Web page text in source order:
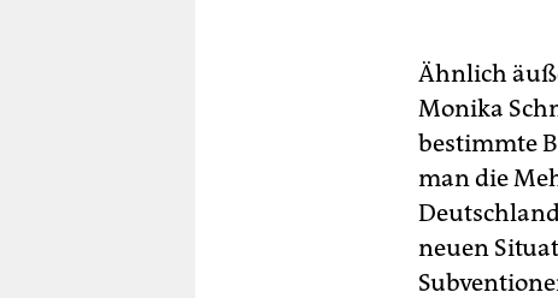
Ähnlich
Monika
bestimmte
man die
neuen